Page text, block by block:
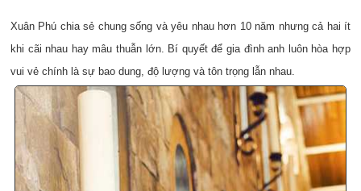
Xuân Phú chia sẻ chung sống và yêu nhau hơn 10 năm nhưng cả hai ít
khi cãi nhau hay mâu thuẫn lớn. Bí quyết để gia đình anh luôn hòa hợp
vui vẻ chính là sự bao dung, độ lượng và tôn trọng lẫn nhau.